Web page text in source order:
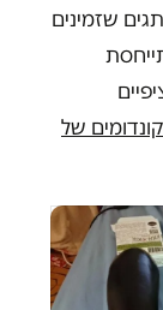
שזמינים
של